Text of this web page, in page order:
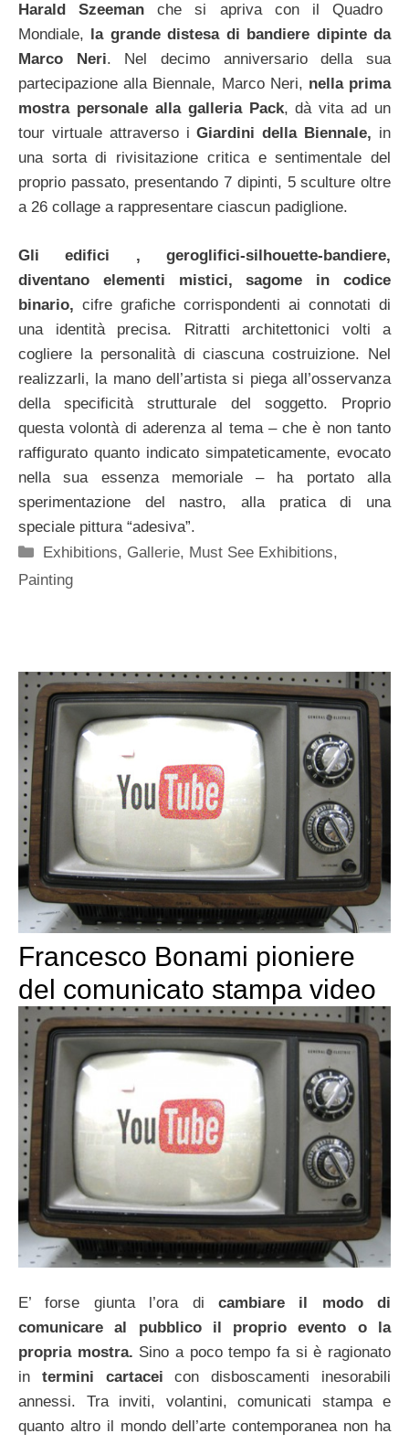
Harald Szeemanche si apriva con il Quadro
Mondiale, la grande distesa di bandiere dipinte da
Marco Neri. Nel decimo anniversario della sua
partecipazione alla Biennale, Marco Neri, nella prima
mostra personale alla galleria Pack, dà vita ad un
tour virtuale attraverso iGiardini della Biennale, in
una sorta di rivisitazione critica e sentimentale del
proprio passato, presentando 7 dipinti, 5 sculture oltre
a 26 collage a rappresentare ciascun padiglione.
Gli edifici , geroglifici-silhouette-bandiere,
diventano elementi mistici, sagome in codice
binario, cifre grafiche corrispondenti ai connotati di
una identità precisa. Ritratti architettonici volti a
cogliere la personalità di ciascuna costruizione. Nel
realizzarli, la mano dell’artista si piega all’osservanza
della specificità strutturale del soggetto. Proprio
questa volontà di aderenza al tema – che è non tanto
raffigurato quanto indicato simpateticamente, evocato
nella sua essenza memoriale – ha portato alla
sperimentazione del nastro, alla pratica di una
speciale pittura “adesiva”.
Categorie
Exhibitions, Gallerie, Must See Exhibitions,
Painting
Francesco Bonami pioniere
del comunicato stampa video
E’ forse giunta l’ora di cambiare il modo di
comunicare al pubblico il proprio evento o la
propria mostra. Sino a poco tempo fa si è ragionato
in termini cartaceicon disboscamenti inesorabili
annessi. Tra inviti, volantini, comunicati stampa e
quanto altro il mondo dell’arte contemporanea non ha